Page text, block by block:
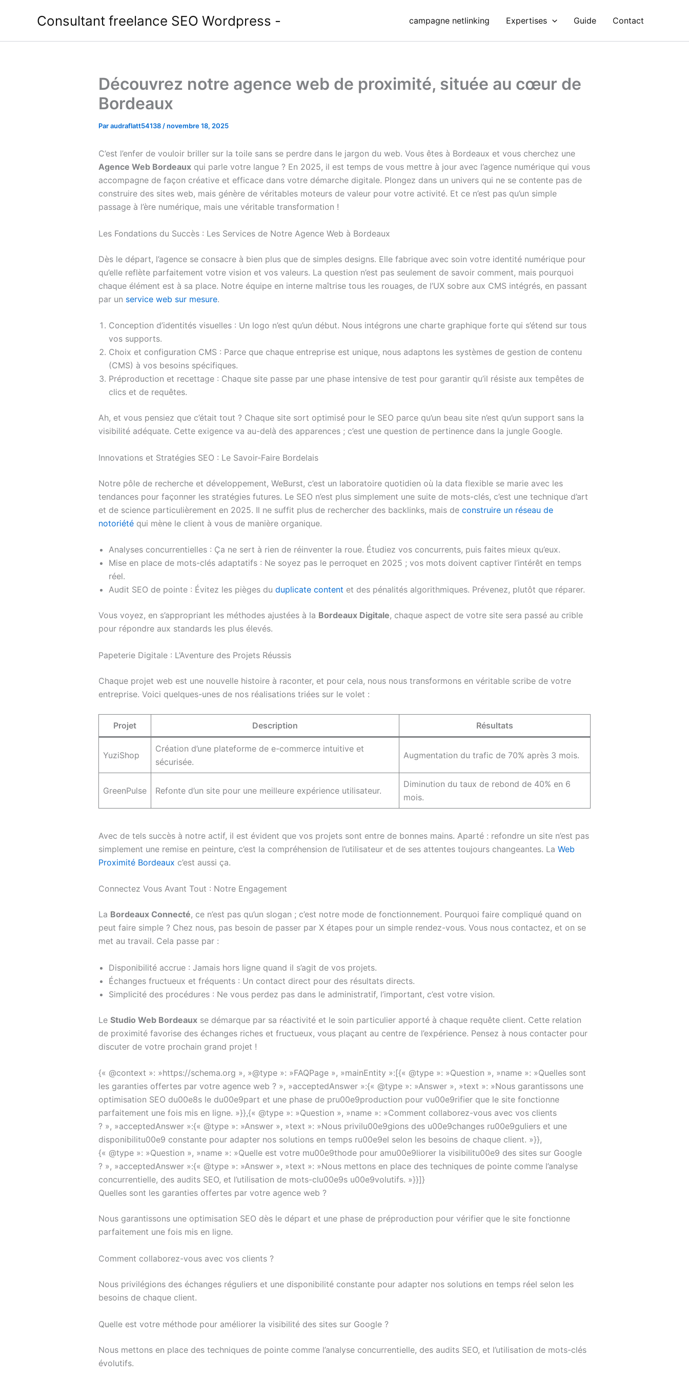
Consultant freelance SEO Wordpress - campagne netlinking Expertises Guide Contact
Découvrez notre agence web de proximité, située au cœur de
Bordeaux
Paraudraflatt54138 /novembre 18, 2025
C’est l’enfer de vouloir briller sur la toile sans se perdre dans le jargon du web. Vous êtes à Bordeaux et vous cherchez une
Agence Web Bordeaux qui parle votre langue ? En 2025, il est temps de vous mettre à jour avec l’agence numérique qui vous
accompagne de façon créative et efficace dans votre démarche digitale. Plongez dans un univers qui ne se contente pas de
construire des sites web, mais génère de véritables moteurs de valeur pour votre activité. Et ce n’est pas qu’un simple
passage à l’ère numérique, mais une véritable transformation !
Les Fondations du Succès : Les Services de Notre Agence Web à Bordeaux
Dès le départ, l’agence se consacre à bien plus que de simples designs. Elle fabrique avec soin votre identité numérique pour
qu’elle reflète parfaitement votre vision et vos valeurs. La question n’est pas seulement de savoir comment, mais pourquoi
chaque élément est à sa place. Notre équipe en interne maîtrise tous les rouages, de l’UX sobre aux CMS intégrés, en passant
par un service web sur mesure.
Conception d’identités visuelles : Un logo n’est qu’un début. Nous intégrons une charte graphique forte qui s’étend sur tous
vos supports.
Choix et configuration CMS : Parce que chaque entreprise est unique, nous adaptons les systèmes de gestion de contenu
(CMS) à vos besoins spécifiques.
Préproduction et recettage : Chaque site passe par une phase intensive de test pour garantir qu’il résiste aux tempêtes de
clics et de requêtes.
Ah, et vous pensiez que c’était tout ? Chaque site sort optimisé pour le SEO parce qu’un beau site n’est qu’un support sans la
visibilité adéquate. Cette exigence va au-delà des apparences ; c’est une question de pertinence dans la jungle Google.
Innovations et Stratégies SEO : Le Savoir-Faire Bordelais
Notre pôle de recherche et développement, WeBurst, c’est un laboratoire quotidien où la data flexible se marie avec les
tendances pour façonner les stratégies futures. Le SEO n’est plus simplement une suite de mots-clés, c’est une technique d’art
et de science particulièrement en 2025. Il ne suffit plus de rechercher des backlinks, mais de construire un réseau de
notoriété qui mène le client à vous de manière organique.
Analyses concurrentielles : Ça ne sert à rien de réinventer la roue. Étudiez vos concurrents, puis faites mieux qu’eux.
Mise en place de mots-clés adaptatifs : Ne soyez pas le perroquet en 2025 ; vos mots doivent captiver l’intérêt en temps
réel.
Audit SEO de pointe : Évitez les pièges du duplicate content et des pénalités algorithmiques. Prévenez, plutôt que réparer.
Vous voyez, en s’appropriant les méthodes ajustées à la Bordeaux Digitale, chaque aspect de votre site sera passé au crible
pour répondre aux standards les plus élevés.
Papeterie Digitale : L’Aventure des Projets Réussis
Chaque projet web est une nouvelle histoire à raconter, et pour cela, nous nous transformons en véritable scribe de votre
entreprise. Voici quelques-unes de nos réalisations triées sur le volet :
Projet Description Résultats
YuziShop
Création d’une plateforme de e-commerce intuitive et
sécurisée.
Augmentation du trafic de 70% après 3 mois.
GreenPulse Refonte d’un site pour une meilleure expérience utilisateur.
Diminution du taux de rebond de 40% en 6
mois.
Avec de tels succès à notre actif, il est évident que vos projets sont entre de bonnes mains. Aparté : refondre un site n’est pas
simplement une remise en peinture, c’est la compréhension de l’utilisateur et de ses attentes toujours changeantes. La Web
Proximité Bordeaux c’est aussi ça.
Connectez Vous Avant Tout : Notre Engagement
La Bordeaux Connecté, ce n’est pas qu’un slogan ; c’est notre mode de fonctionnement. Pourquoi faire compliqué quand on
peut faire simple ? Chez nous, pas besoin de passer par X étapes pour un simple rendez-vous. Vous nous contactez, et on se
met au travail. Cela passe par :
Disponibilité accrue : Jamais hors ligne quand il s’agit de vos projets.
Échanges fructueux et fréquents : Un contact direct pour des résultats directs.
Simplicité des procédures : Ne vous perdez pas dans le administratif, l’important, c’est votre vision.
Le Studio Web Bordeaux se démarque par sa réactivité et le soin particulier apporté à chaque requête client. Cette relation
de proximité favorise des échanges riches et fructueux, vous plaçant au centre de l’expérience. Pensez à nous contacter pour
discuter de votre prochain grand projet !
{« @context »: »https://schema.org », »@type »: »FAQPage », »mainEntity »:[{« @type »: »Question », »name »: »Quelles sont
les garanties offertes par votre agence web ? », »acceptedAnswer »:{« @type »: »Answer », »text »: »Nous garantissons une
optimisation SEO du00e8s le du00e9part et une phase de pru00e9production pour vu00e9rifier que le site fonctionne
parfaitement une fois mis en ligne. »}},{« @type »: »Question », »name »: »Comment collaborez-vous avec vos clients
? », »acceptedAnswer »:{« @type »: »Answer », »text »: »Nous privilu00e9gions des u00e9changes ru00e9guliers et une
disponibilitu00e9 constante pour adapter nos solutions en temps ru00e9el selon les besoins de chaque client. »}},
{« @type »: »Question », »name »: »Quelle est votre mu00e9thode pour amu00e9liorer la visibilitu00e9 des sites sur Google
? », »acceptedAnswer »:{« @type »: »Answer », »text »: »Nous mettons en place des techniques de pointe comme l’analyse
concurrentielle, des audits SEO, et l’utilisation de mots-clu00e9s u00e9volutifs. »}}]}
Quelles sont les garanties offertes par votre agence web ?
Nous garantissons une optimisation SEO dès le départ et une phase de préproduction pour vérifier que le site fonctionne
parfaitement une fois mis en ligne.
Comment collaborez-vous avec vos clients ?
Nous privilégions des échanges réguliers et une disponibilité constante pour adapter nos solutions en temps réel selon les
besoins de chaque client.
Quelle est votre méthode pour améliorer la visibilité des sites sur Google ?
Nous mettons en place des techniques de pointe comme l’analyse concurrentielle, des audits SEO, et l’utilisation de mots-clés
évolutifs.